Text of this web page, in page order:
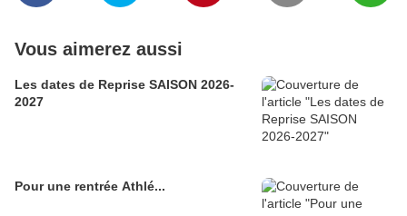
Vous aimerez aussi
Les dates de Reprise SAISON 2026-
2027
Pour une rentrée Athlé...